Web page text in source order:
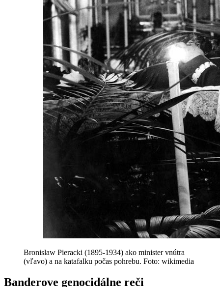
Bronislaw Pieracki (1895-1934) ako minister vnútra
(vľavo) a na katafalku počas pohrebu. Foto: wikimedia
Banderove genocidálne reči